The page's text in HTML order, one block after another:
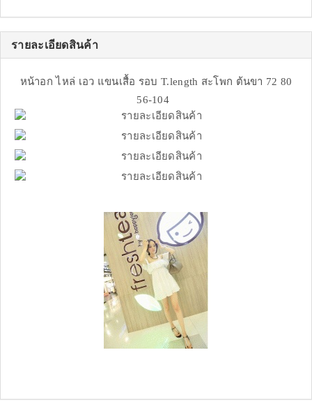
รายละเอียดสินค้า
หน้าอก ไหล่ เอว แขนเสื้อ รอบ T.length สะโพก ต้นขา 72 80
56-104